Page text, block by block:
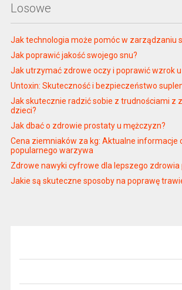
Losowe
Jak technologia może pomóc w zarządzaniu
Jak poprawić jakość swojego snu?
Jak utrzymać zdrowe oczy i poprawić wzrok
Untoxin: Skuteczność i bezpieczeństwo
Jak skutecznie radzić sobie z trudnościami z
dzieci?
Jak dbać o zdrowie prostaty u mężczyzn?
Cena ziemniaków za kg: Aktualne informacje
popularnego warzywa
Zdrowe nawyki cyfrowe dla lepszego zdrowia
Jakie są skuteczne sposoby na poprawę